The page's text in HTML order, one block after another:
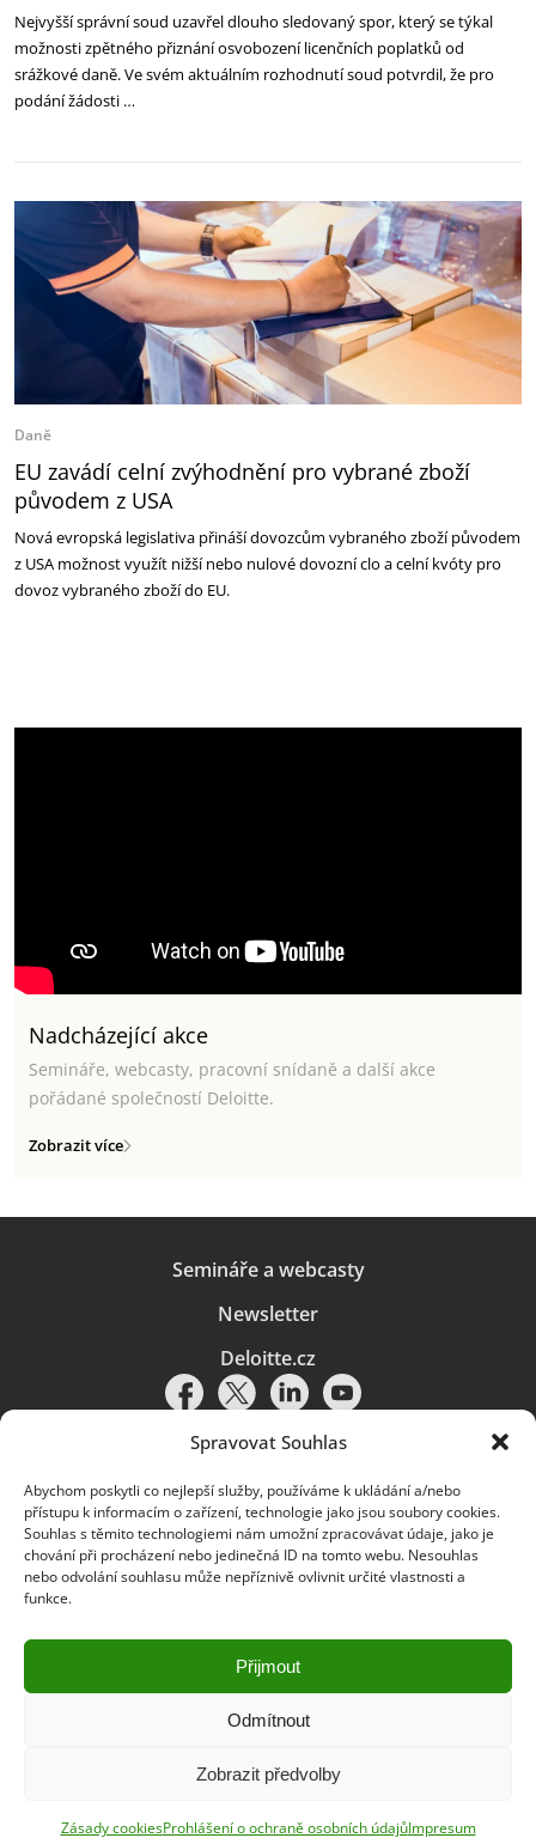
Spravovat Souhlas
Abychom poskytli co nejlepší služby, používáme k ukládání a/nebo
přístupu k informacím o zařízení, technologie jako jsou soubory cookies.
Souhlas s těmito technologiemi nám umožní zpracovávat údaje, jako je
chování při procházení nebo jedinečná ID na tomto webu. Nesouhlas
nebo odvolání souhlasu může nepříznivě ovlivnit určité vlastnosti a
funkce.
Přijmout
Odmítnout
Zobrazit předvolby
Zásady cookiesProhlášení o ochraně osobních údajůImpresum
Nejvyšší správní soud uzavřel dlouho sledovaný spor, který se týkal
možnosti zpětného přiznání osvobození licenčních poplatků od
srážkové daně. Ve svém aktuálním rozhodnutí soud potvrdil, že pro
podání žádosti …
Daně
EU zavádí celní zvýhodnění pro vybrané zboží
původem z USA
Nová evropská legislativa přináší dovozcům vybraného zboží původem
z USA možnost využít nižší nebo nulové dovozní clo a celní kvóty pro
dovoz vybraného zboží do EU.
Nadcházející akce
Semináře, webcasty, pracovní snídaně a další akce
pořádané společností Deloitte.
Zobrazit více
Semináře a webcasty
Newsletter
Deloitte.cz
Pravidla používání|Ochrana osobních údajů|Soubory cookies |
Deloitte.cz
© 2026. Více informací najdete vPravidlech používání.
Deloitte označuje jednu či více společností globální sítě členských
a přidružené subjekty (souhrnně „organizace Deloitte“). Společnost DTTL
(rovněž označovaná jako „Deloitte Global“) a každá z jejích členských
společností a jejich přidružených subjektů je samostatným a nezávislým
právním subjektem, který není oprávněn zavazovat nebo přijímat závazky
za jinou z těchto členských společností a jejich přidružených subjektů ve
pochybení, nikoli za jednání či pochybení jiných členských společností či